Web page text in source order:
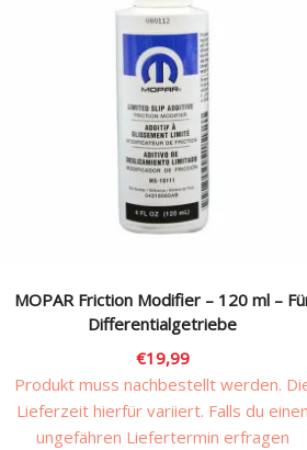
MOPAR Friction Modifier – 120 ml –
Differentialgetriebe
€19,99
Produkt muss nachbestellt werden.
Lieferzeit hierfür variiert. Falls du einen
ungefähren Liefertermin erfragen